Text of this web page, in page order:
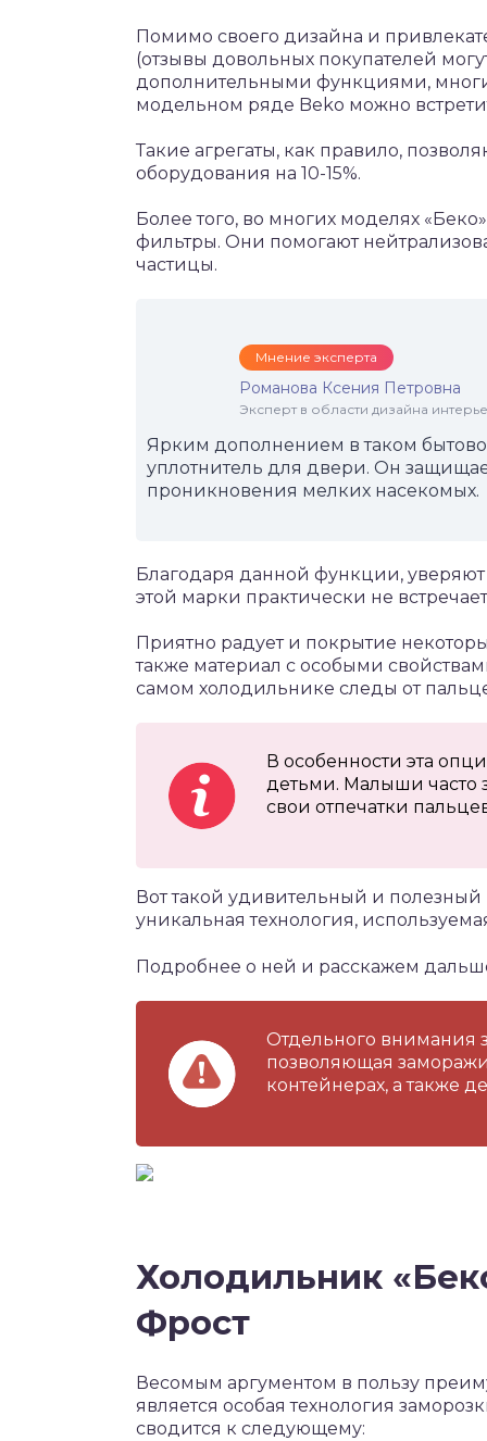
Помимо своего дизайна и
(отзывы довольных покупателей
дополнительными функциями,
модельном ряде Beko можно
Такие агрегаты, как правило,
оборудования на 10-15%.
Более того, во многих моделях
фильтры. Они помогают
частицы.
Мнение эксперта
Романова Ксения Петровна
Эксперт в области дизайна
Ярким дополнением в таком
уплотнитель для двери. Он
проникновения мелких насекомых.
Благодаря данной функции,
этой марки практически не
Приятно радует и покрытие
также материал с особыми
самом холодильнике следы от
В особенности эта
детьми. Малыши часто
свои отпечатки
Вот такой удивительный и полезный
уникальная технология,
Подробнее о ней и расскажем
Отдельного внимания
позволяющая
контейнерах, а также
Холодильник
Фрост
Весомым аргументом в пользу
является особая технология
сводится к следующему: